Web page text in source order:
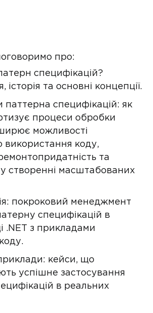
про:
специфікацій?
історія та основні концепції.
паттерна специфікацій: як
процеси обробки
можливості
використання коду,
та
створенні масштабованих
покроковий менеджмент
специфікацій в
.NET з прикладами
кейси, що
успішне застосування
в реальних